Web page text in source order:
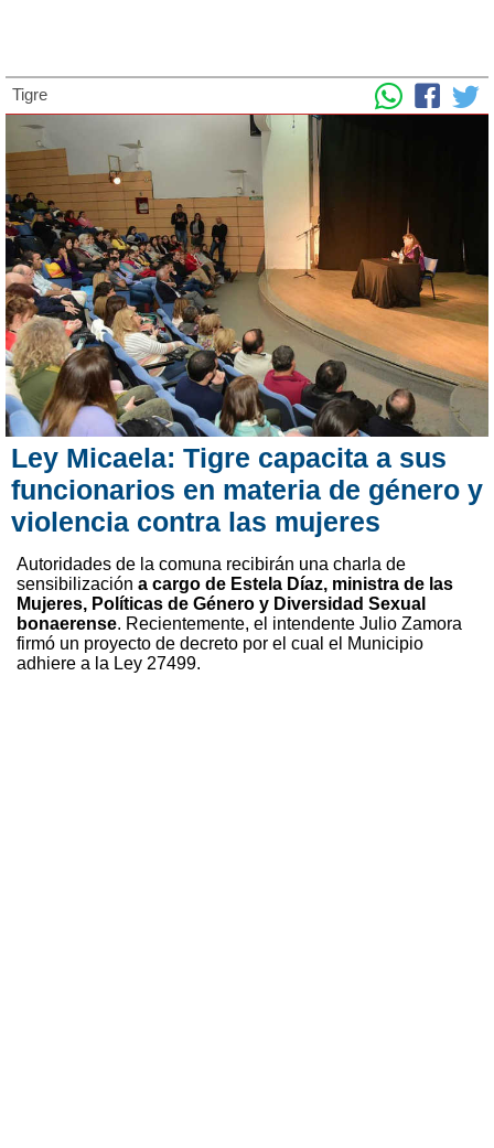
Tigre
Ley Micaela: Tigre capacita a sus
funcionarios en materia de género y
violencia contra las mujeres
Autoridades de la comuna recibirán una charla de
sensibilización a cargo de Estela Díaz, ministra de las
Mujeres, Políticas de Género y Diversidad Sexual
bonaerense. Recientemente, el intendente Julio Zamora
firmó un proyecto de decreto por el cual el Municipio
adhiere a la Ley 27499.